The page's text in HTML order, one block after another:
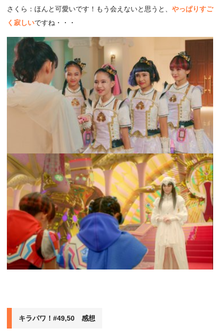
さくら：ほんと可愛いです！もう会えないと思うと、 やっぱりすご
く寂しいですね・・・
キラパワ！#49,50 感想